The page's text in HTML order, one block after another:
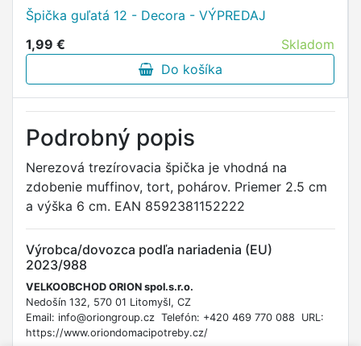
Špička guľatá 12 - Decora - VÝPREDAJ
1,99 €
Skladom
Do košíka
Podrobný popis
Nerezová trezírovacia špička je vhodná na
zdobenie muffinov, tort, pohárov. Priemer 2.5 cm
a výška 6 cm. EAN 8592381152222
Výrobca/dovozca podľa nariadenia (EU)
2023/988
VELKOOBCHOD ORION spol.s.r.o.
Nedošín 132, 570 01 Litomyšl, CZ
Email: info@oriongroup.cz Telefón: +420 469 770 088 URL:
https://www.oriondomacipotreby.cz/